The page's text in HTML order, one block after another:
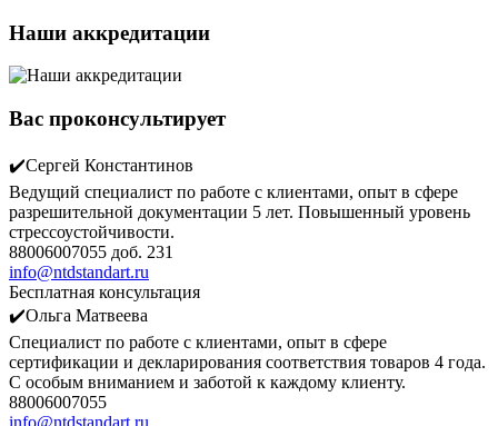
Наши аккредитации
Вас проконсультирует
✔️Сергей Константинов
Ведущий специалист по работе с клиентами, опыт в сфере
разрешительной документации 5 лет. Повышенный уровень
стрессоустойчивости.
88006007055 доб. 231
info@ntdstandart.ru
Бесплатная консультация
✔️Ольга Матвеева
Специалист по работе с клиентами, опыт в сфере
сертификации и декларирования соответствия товаров 4 года.
С особым вниманием и заботой к каждому клиенту.
88006007055
info@ntdstandart.ru